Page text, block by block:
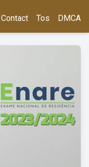
Contact Tos DMCA